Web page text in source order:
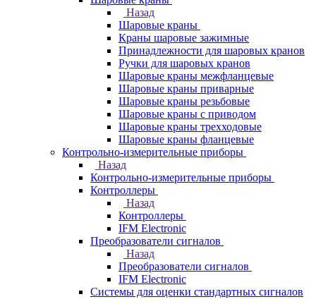
Назад
Шаровые краны
Краны шаровые зажимные
Принадлежности для шаровых кранов
Ручки для шаровых кранов
Шаровые краны межфланцевые
Шаровые краны приварные
Шаровые краны резьбовые
Шаровые краны с приводом
Шаровые краны трехходовые
Шаровые краны фланцевые
Контрольно-измерительные приборы
Назад
Контрольно-измерительные приборы
Контроллеры
Назад
Контроллеры
IFM Electronic
Преобразователи сигналов
Назад
Преобразователи сигналов
IFM Electronic
Системы для оценки стандартных сигналов